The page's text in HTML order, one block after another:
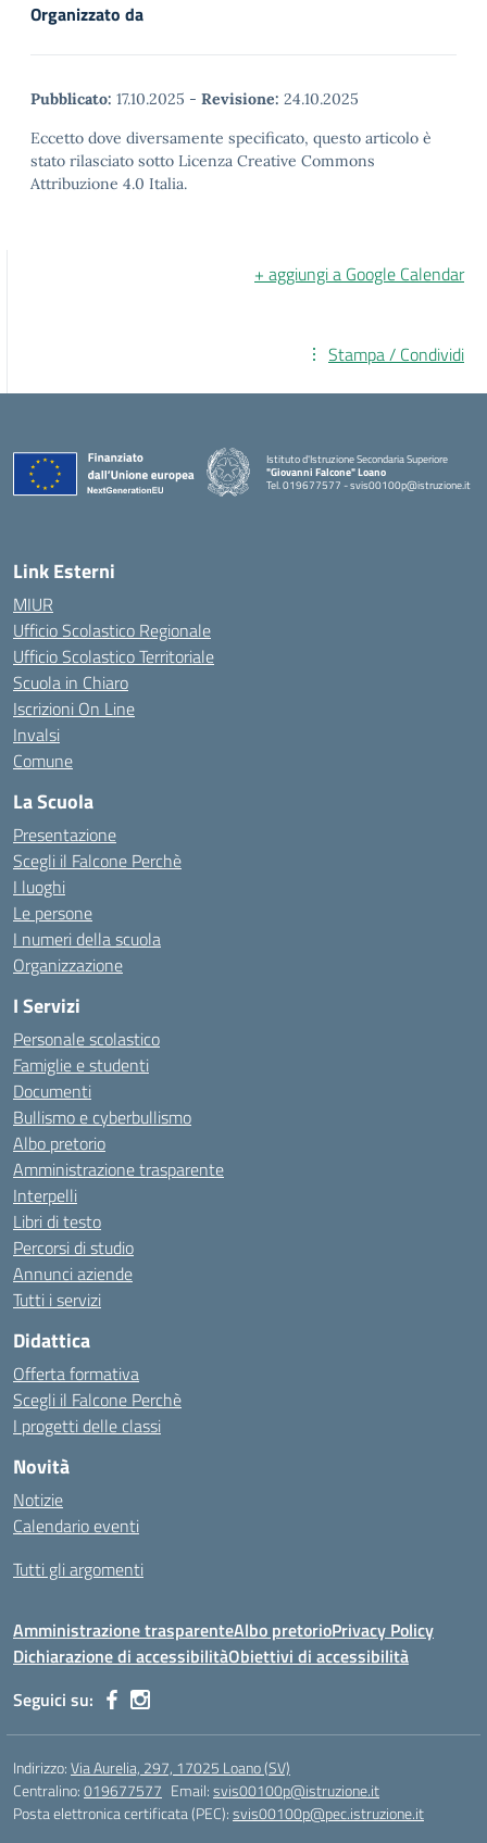
Organizzato da
Pubblicato: 17.10.2025 - Revisione: 24.10.2025
Eccetto dove diversamente specificato, questo articolo è
stato rilasciato sotto Licenza Creative Commons
Attribuzione 4.0 Italia.
+ aggiungi a Google Calendar
Stampa / Condividi
Istituto d'Istruzione Secondaria Superiore
"Giovanni Falcone" Loano
Tel. 019677577 - svis00100p@istruzione.it
— Visita la pagina iniziale della scuola
Link Esterni
MIUR
Ufficio Scolastico Regionale
Ufficio Scolastico Territoriale
Scuola in Chiaro
Iscrizioni On Line
Invalsi
Comune
La Scuola
Presentazione
Scegli il Falcone Perchè
I luoghi
Le persone
I numeri della scuola
Organizzazione
I Servizi
Personale scolastico
Famiglie e studenti
Documenti
Bullismo e cyberbullismo
Albo pretorio
Amministrazione trasparente
Interpelli
Libri di testo
Percorsi di studio
Annunci aziende
Tutti i servizi
Didattica
Offerta formativa
Scegli il Falcone Perchè
I progetti delle classi
Novità
Notizie
Calendario eventi
Tutti gli argomenti
Amministrazione trasparenteAlbo pretorioPrivacy Policy
Dichiarazione di accessibilitàObiettivi di accessibilità
Seguici su:
Indirizzo:Via Aurelia, 297, 17025 Loano (SV)
Centralino:019677577 Email:svis00100p@istruzione.it
Posta elettronica certificata (PEC):svis00100p@pec.istruzione.it